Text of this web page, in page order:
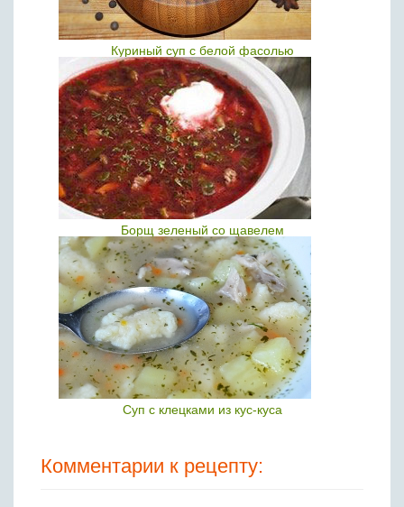
Куриный суп с белой фасолью
Борщ зеленый со щавелем
Суп с клецками из кус-куса
Комментарии к рецепту: